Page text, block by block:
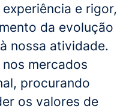
e rigor,
da evolução
nossa atividade.
mercados
procurando
os valores de